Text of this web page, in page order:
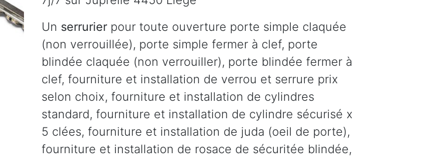
Un serrurier pour toute ouverture porte simple claquée
(non verrouillée), porte simple fermer à clef, porte
blindée claquée (non verrouiller), porte blindée fermer à
clef, fourniture et installation de verrou et serrure prix
selon choix, fourniture et installation de cylindres
standard, fourniture et installation de cylindre sécurisé x
5 clées, fourniture et installation de juda (oeil de porte),
fourniture et installation de rosace de sécuritée blindée,